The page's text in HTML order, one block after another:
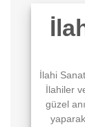
İlahi
İlahiler
güzel